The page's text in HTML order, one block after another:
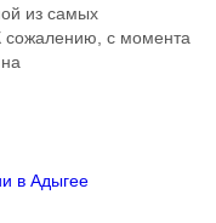
из самых
сожалению, с момента